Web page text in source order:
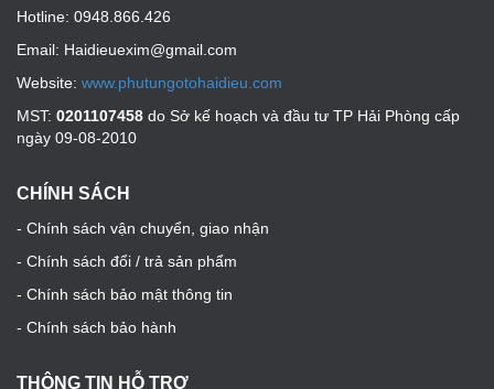
Hotline: 0948.866.426
Email: Haidieuexim@gmail.com
Website: www.phutungotohaidieu.com
MST: 0201107458 do Sở kế hoạch và đầu tư TP Hải Phòng cấp
ngày 09-08-2010
CHÍNH SÁCH
- Chính sách vận chuyển, giao nhận
- Chính sách đổi / trả sản phẩm
- Chính sách bảo mật thông tin
- Chính sách bảo hành
THÔNG TIN HỖ TRỢ